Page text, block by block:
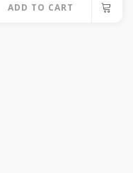
ADD TO CART